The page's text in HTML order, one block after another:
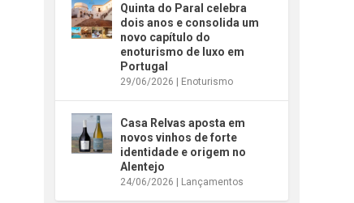
Quinta do Paral celebra
dois anos e consolida um
novo capítulo do
enoturismo de luxo em
Portugal
29/06/2026 | Enoturismo
Casa Relvas aposta em
novos vinhos de forte
identidade e origem no
Alentejo
24/06/2026 | Lançamentos